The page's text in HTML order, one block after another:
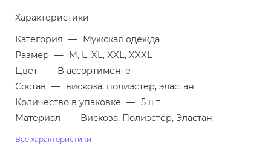
Характеристики
Категория — Мужская одежда
Размер — M, L, XL, XXL, XXXL
Цвет — В ассортименте
Состав — вискоза, полиэстер, эластан
Количество в упаковке — 5 шт
Материал — Вискоза, Полиэстер, Эластан
Все характеристики